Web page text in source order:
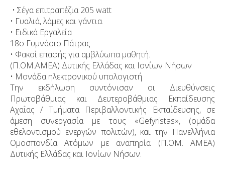
• Σέγα επιτραπέζια 205 watt
• Γυαλιά, λάμες και γάντια.
• Ειδικά Εργαλεία
18ο Γυμνάσιο Πάτρας
• Φακοί επαφής για αμβλύωπα μαθητή.
(Π.ΟΜ.ΑΜΕΑ) Δυτικής Ελλάδας και Ιονίων Νήσων
• Μονάδα ηλεκτρονικού υπολογιστή
Την εκδήλωση συντόνισαν οι Διευθύνσεις
Πρωτοβάθμιας και Δευτεροβάθμιας Εκπαίδευσης
Αχαΐας / Τμήματα Περιβαλλοντικής Εκπαίδευσης, σε
άμεση συνεργασία με τους «Gefyristas», (ομάδα
εθελοντισμού ενεργών πολιτών), και την Πανελλήνια
Ομοσπονδία Ατόμων με αναπηρία (Π.ΟΜ. ΑΜΕΑ)
Δυτικής Ελλάδας και Ιονίων Νήσων.